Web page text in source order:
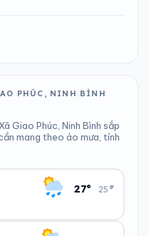
PHÚC, NINH BÌNH
Giao Phúc, Ninh Bình sắp
mang theo áo mưa, tính
27° 25°
▾